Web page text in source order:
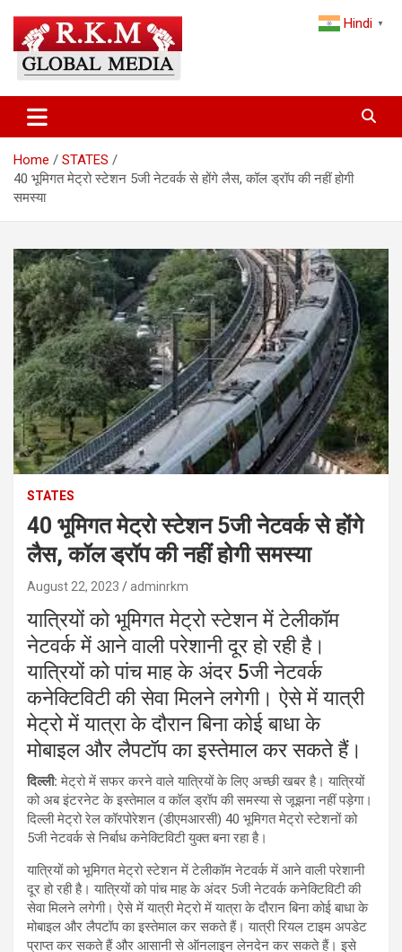
content
Latest Hindi News & Breaking
News – RKM Global Media
and the World
Home
STATES
40 भूमिगत मेट्रो स्टेशन 5जी नेटवर्क से होंगे लैस, कॉल ड्रॉप की नहीं होगी
समस्या
STATES
40 भूमिगत मेट्रो स्टेशन 5जी नेटवर्क से होंगे
लैस, कॉल ड्रॉप की नहीं होगी समस्या
August 22, 2023 adminrkm
यात्रियों को भूमिगत मेट्रो स्टेशन में टेलीकॉम
नेटवर्क में आने वाली परेशानी दूर हो रही है।
यात्रियों को पांच माह के अंदर 5जी नेटवर्क
कनेक्टिविटी की सेवा मिलने लगेगी। ऐसे में यात्री
मेट्रो में यात्रा के दौरान बिना कोई बाधा के
मोबाइल और लैपटॉप का इस्तेमाल कर सकते हैं।
दिल्ली: मेट्रो में सफर करने वाले यात्रियों के लिए अच्छी खबर है। यात्रियों
को अब इंटरनेट के इस्तेमाल व कॉल ड्रॉप की समस्या से जूझना नहीं पड़ेगा।
दिल्ली मेट्रो रेल कॉरपोरेशन (डीएमआरसी) 40 भूमिगत मेट्रो स्टेशनों को
5जी नेटवर्क से निर्बाध कनेक्टिविटी युक्त बना रहा है।
यात्रियों को भूमिगत मेट्रो स्टेशन में टेलीकॉम नेटवर्क में आने वाली परेशानी
दूर हो रही है। यात्रियों को पांच माह के अंदर 5जी नेटवर्क कनेक्टिविटी की
सेवा मिलने लगेगी। ऐसे में यात्री मेट्रो में यात्रा के दौरान बिना कोई बाधा के
मोबाइल और लैपटॉप का इस्तेमाल कर सकते हैं। यात्री रियल टाइम अपडेट
प्राप्त कर सकते हैं और आसानी से ऑनलाइन लेनदेन कर सकते हैं। इसे
Hindi ▼